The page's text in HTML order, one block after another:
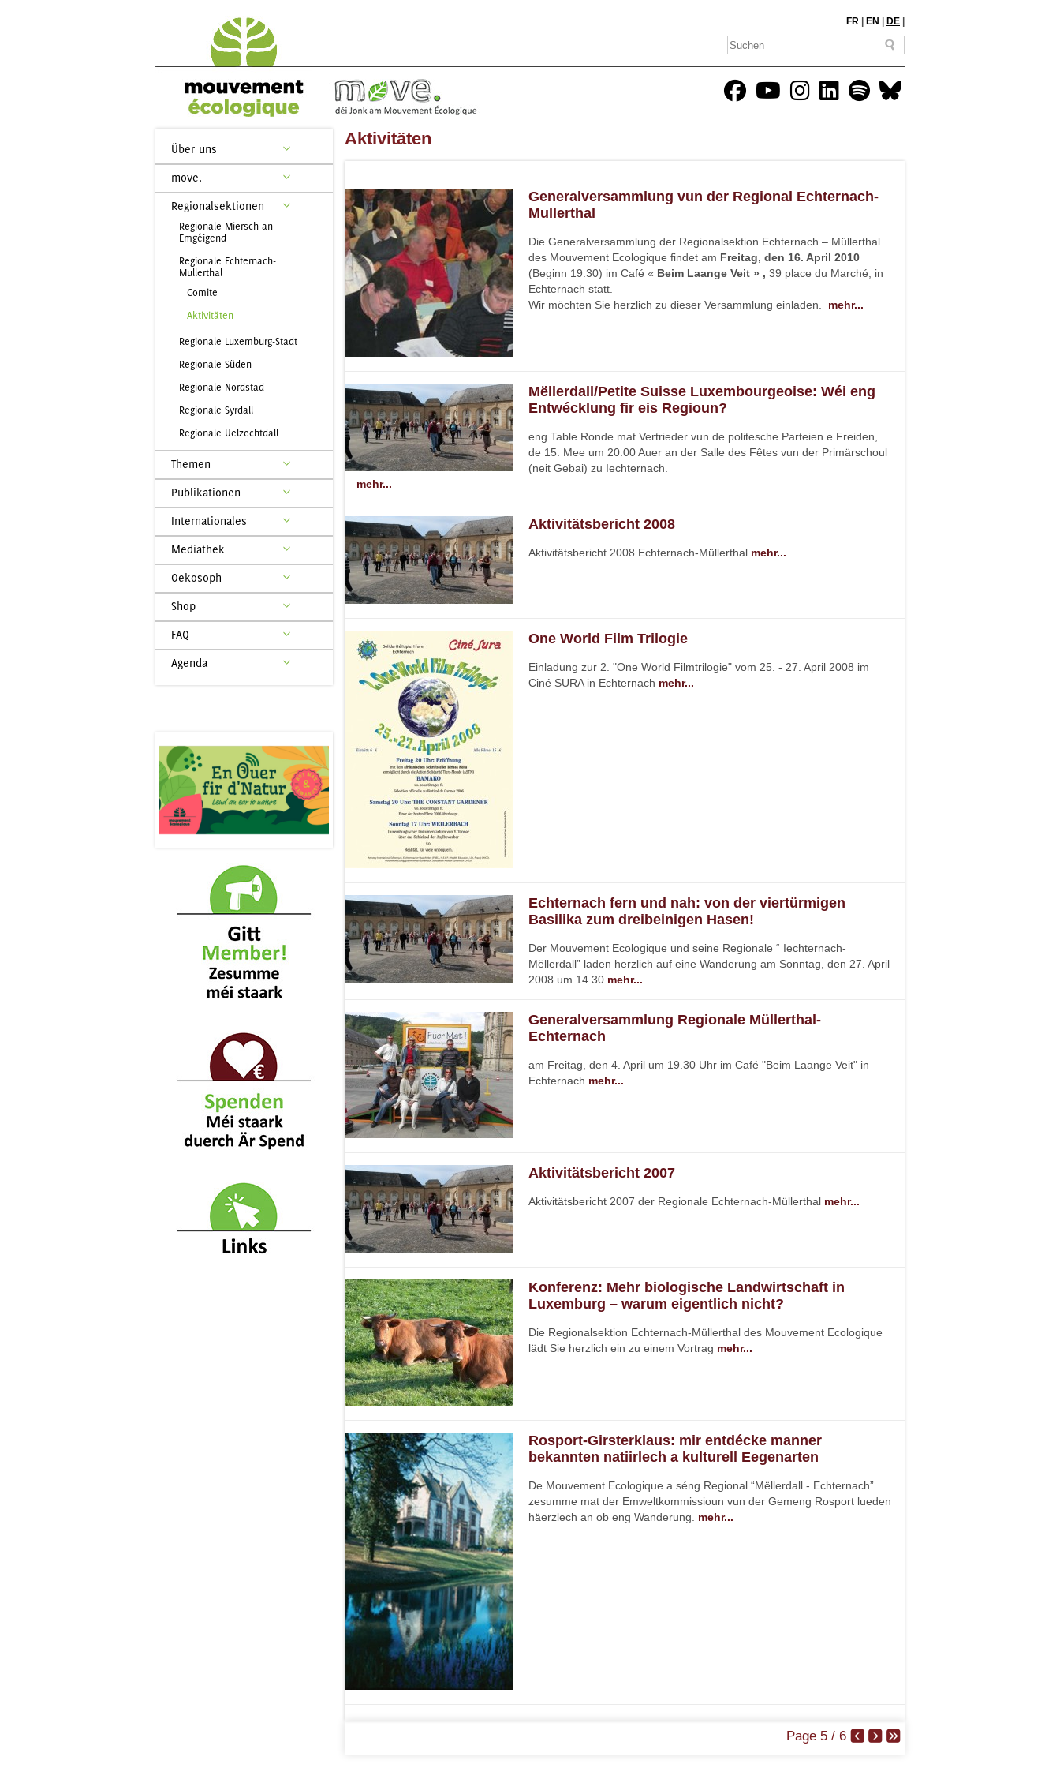
FR EN DE
Über uns
move.
Regionalsektionen
Regionale Miersch an
Emgéigend
Regionale Echternach-
Mullerthal
Comite
Aktivitäten
Regionale Luxemburg-Stadt
Regionale Süden
Regionale Nordstad
Regionale Syrdall
Regionale Uelzechtdall
Themen
Publikationen
Internationales
Mediathek
Oekosoph
Shop
FAQ
Agenda
Aktivitäten
Generalversammlung vun der Regional Echternach-
Mullerthal
Die Generalversammlung der Regionalsektion Echternach – Müllerthal
des Mouvement Ecologique findet am Freitag, den 16. April 2010
(Beginn 19.30) im Café « Beim Laange Veit » , 39 place du Marché, in
Echternach statt.
Wir möchten Sie herzlich zu dieser Versammlung einladen. mehr...
Mëllerdall/Petite Suisse Luxembourgeoise: Wéi eng
Entwécklung fir eis Regioun?
eng Table Ronde mat Vertrieder vun de politesche Parteien e Freiden,
de 15. Mee um 20.00 Auer an der Salle des Fêtes vun der Primärschoul
(neit Gebai) zu Iechternach.
mehr...
Aktivitätsbericht 2008
Aktivitätsbericht 2008 Echternach-Müllerthal mehr...
One World Film Trilogie
Einladung zur 2. "One World Filmtrilogie" vom 25. - 27. April 2008 im
Ciné SURA in Echternach mehr...
Echternach fern und nah: von der viertürmigen
Basilika zum dreibeinigen Hasen!
Der Mouvement Ecologique und seine Regionale “ Iechternach-
Mëllerdall” laden herzlich auf eine Wanderung am Sonntag, den 27. April
2008 um 14.30 mehr...
Generalversammlung Regionale Müllerthal-
Echternach
am Freitag, den 4. April um 19.30 Uhr im Café "Beim Laange Veit" in
Echternach mehr...
Aktivitätsbericht 2007
Aktivitätsbericht 2007 der Regionale Echternach-Müllerthal mehr...
Konferenz: Mehr biologische Landwirtschaft in
Luxemburg – warum eigentlich nicht?
Die Regionalsektion Echternach-Müllerthal des Mouvement Ecologique
lädt Sie herzlich ein zu einem Vortrag mehr...
Rosport-Girsterklaus: mir entdécke manner
bekannten natiirlech a kulturell Eegenarten
De Mouvement Ecologique a séng Regional “Mëllerdall - Echternach”
zesumme mat der Emweltkommissioun vun der Gemeng Rosport lueden
häerzlech an ob eng Wanderung.
mehr...
Page 5 / 6